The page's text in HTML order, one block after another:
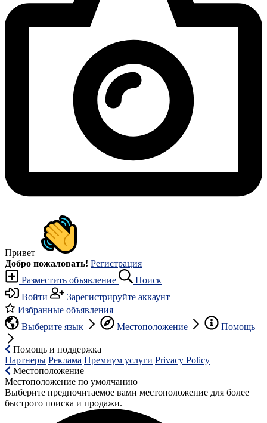
Привет
Добро пожаловать! Регистрация
Разместить объявление
Поиск
Войти
Зарегистрируйте аккаунт
Избранные объявления
Выберите язык
Местоположение Помощь
Помощь и поддержка
Партнеры Реклама Премиум услуги Privacy Policy
Местоположение
Местоположение по умолчанию
Выберите предпочитаемое вами местоположение для более
быстрого поиска и продажи.